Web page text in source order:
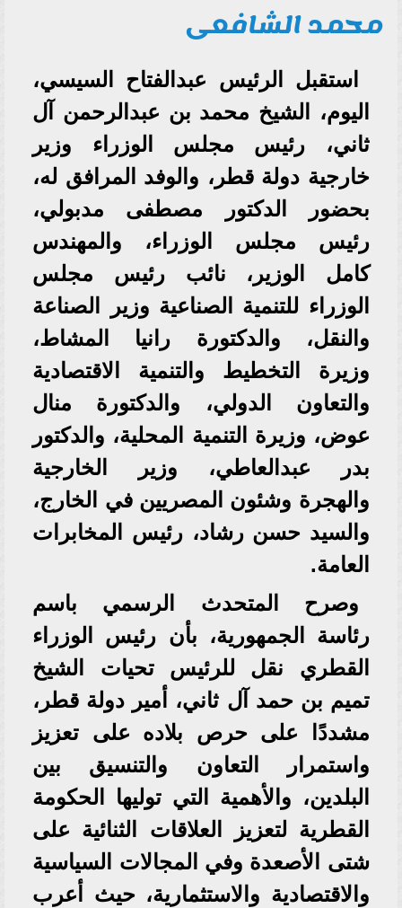
محمد الشافعى
استقبل الرئيس عبدالفتاح السيسي،
اليوم، الشيخ محمد بن عبدالرحمن آل
ثاني، رئيس مجلس الوزراء وزير
خارجية دولة قطر، والوفد المرافق له،
بحضور الدكتور مصطفى مدبولي،
رئيس مجلس الوزراء، والمهندس
كامل الوزير، نائب رئيس مجلس
الوزراء للتنمية الصناعية وزير الصناعة
والنقل، والدكتورة رانيا المشاط،
وزيرة التخطيط والتنمية الاقتصادية
والتعاون الدولي، والدكتورة منال
عوض، وزيرة التنمية المحلية، والدكتور
بدر عبدالعاطي، وزير الخارجية
والهجرة وشئون المصريين في الخارج،
والسيد حسن رشاد، رئيس المخابرات
العامة.
وصرح المتحدث الرسمي باسم
رئاسة الجمهورية، بأن رئيس الوزراء
القطري نقل للرئيس تحيات الشيخ
تميم بن حمد آل ثاني، أمير دولة قطر،
مشددًا على حرص بلاده على تعزيز
واستمرار التعاون والتنسيق بين
البلدين، والأهمية التي توليها الحكومة
القطرية لتعزيز العلاقات الثنائية على
شتى الأصعدة وفي المجالات السياسية
والاقتصادية والاستثمارية، حيث أعرب